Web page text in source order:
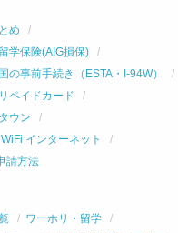
め
学保険(AIG損保)
の事前手続き（ESTA・I-94W）
ペイドカード
ウン
インターネット
請方法
ワーホリ・留学